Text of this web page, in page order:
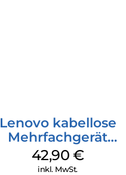
Lenovo kabellose
Mehrfachgerät
Luna Grey
42,90 €
inkl. MwSt.